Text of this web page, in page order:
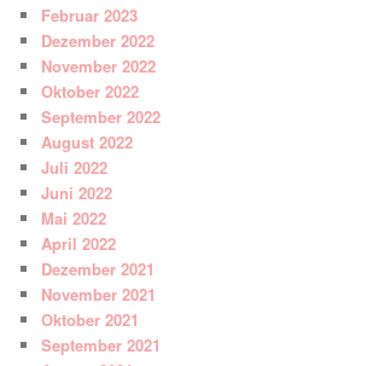
Februar 2023
Dezember 2022
November 2022
Oktober 2022
September 2022
August 2022
Juli 2022
Juni 2022
Mai 2022
April 2022
Dezember 2021
November 2021
Oktober 2021
September 2021